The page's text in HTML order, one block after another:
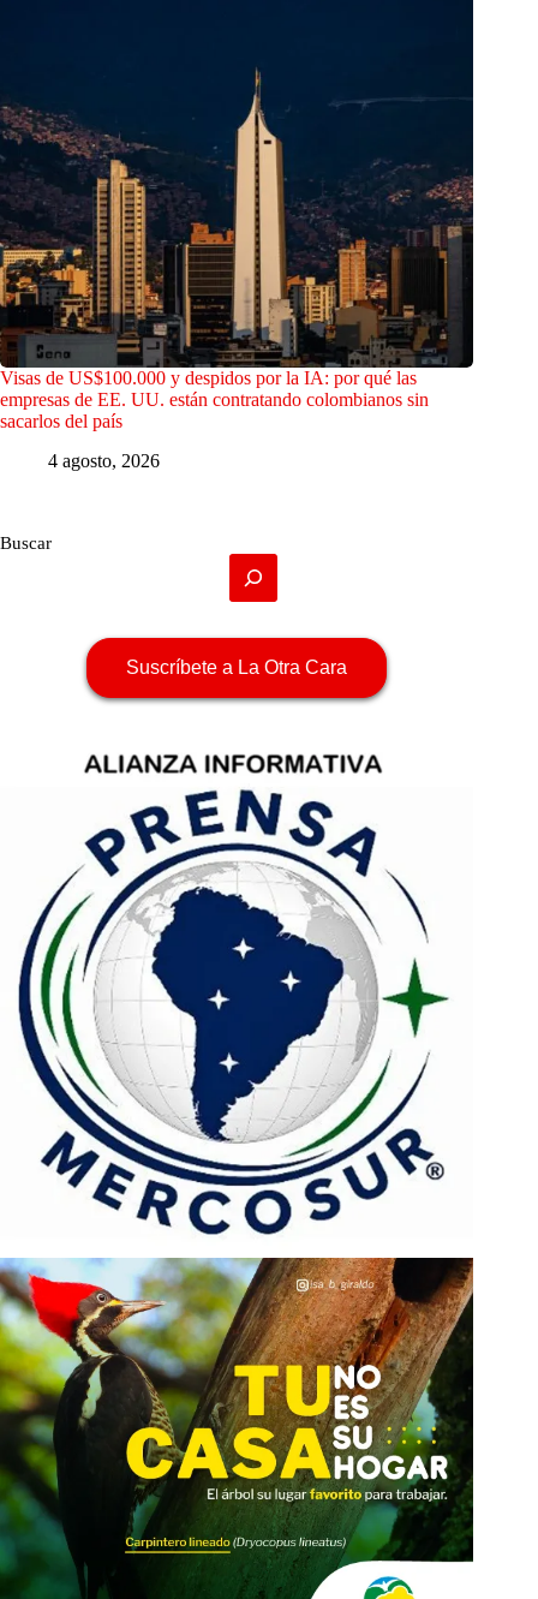
Visas de US$100.000 y despidos por la IA: por qué las
empresas de EE. UU. están contratando colombianos sin
sacarlos del país
4 agosto, 2026
Buscar
Suscríbete a La Otra Cara